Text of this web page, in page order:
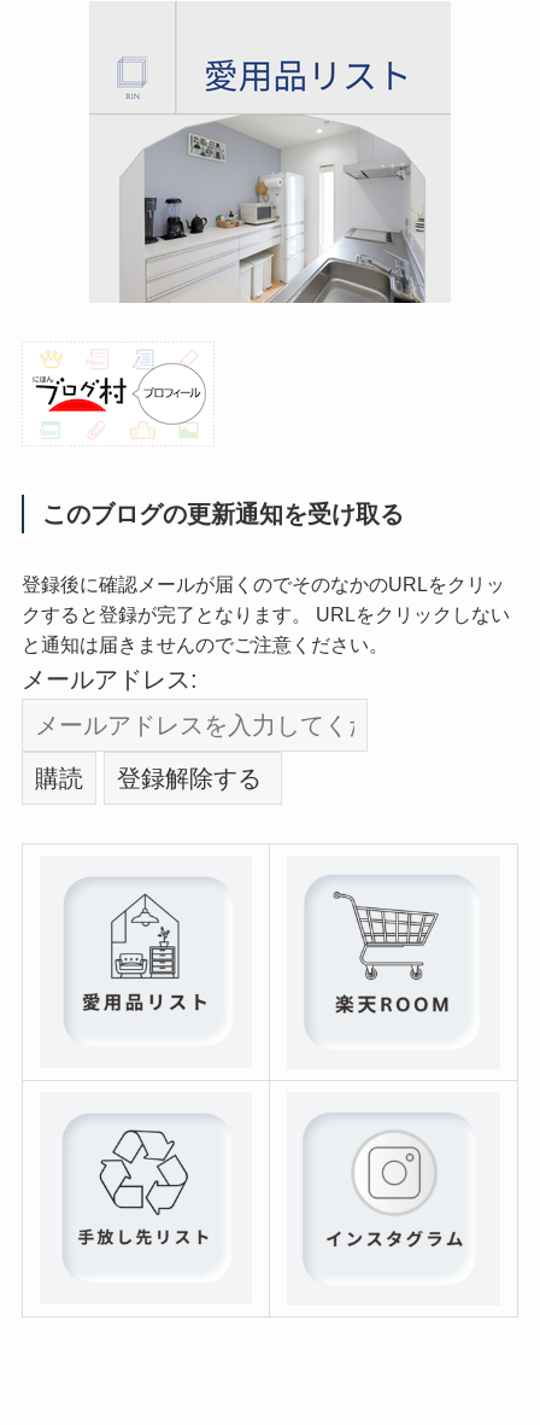
このブログの更新通知を受け取る
登録後に確認メールが届くのでそのなかのURLをクリッ
クすると登録が完了となります。 URLをクリックしない
と通知は届きませんのでご注意ください。
メールアドレス: